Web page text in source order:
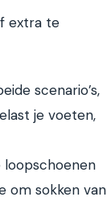
extra te
scenario’s,
je voeten,
loopschoenen
om sokken van